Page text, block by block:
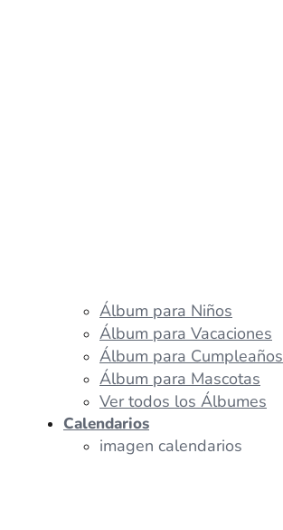
Álbum para Niños
Álbum para Vacaciones
Álbum para Cumpleaños
Álbum para Mascotas
Ver todos los Álbumes
Calendarios
imagen calendarios